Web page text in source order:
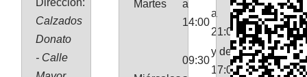
Calzados
Donato
- Calle
Martes
a
14:00
a
21:00
09:30
y de
17:00